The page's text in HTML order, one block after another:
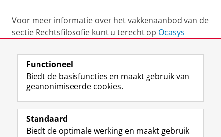
Voor meer informatie over het vakkenaanbod van de
sectie Rechtsfilosofie kunt u terecht op Ocasys
Laatst gewijzigd: 06 april 2023 12:10
Volg de RUG
F
a
e
L
i
k
R
S
-
I
n
t
Y
o
T
Studiekiezers
Functioneel
Biedt de basisfuncties en maakt gebruik van
geanonimiseerde cookies.
Standaard
Biedt de optimale werking en maakt gebruik